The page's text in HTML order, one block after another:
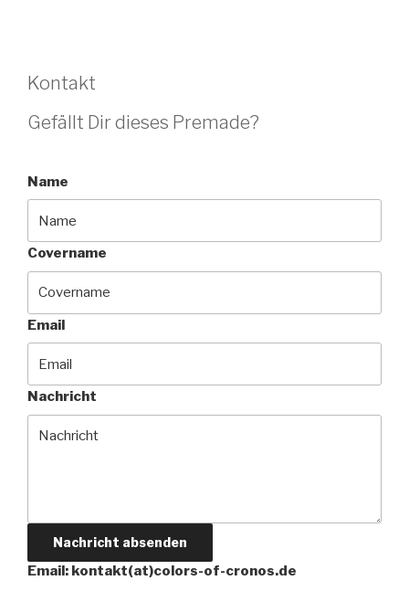
Kontakt
Gefällt Dir dieses Premade?
Name
Covername
Email
Nachricht
Nachricht absenden
Email: kontakt(at)colors-of-cronos.de